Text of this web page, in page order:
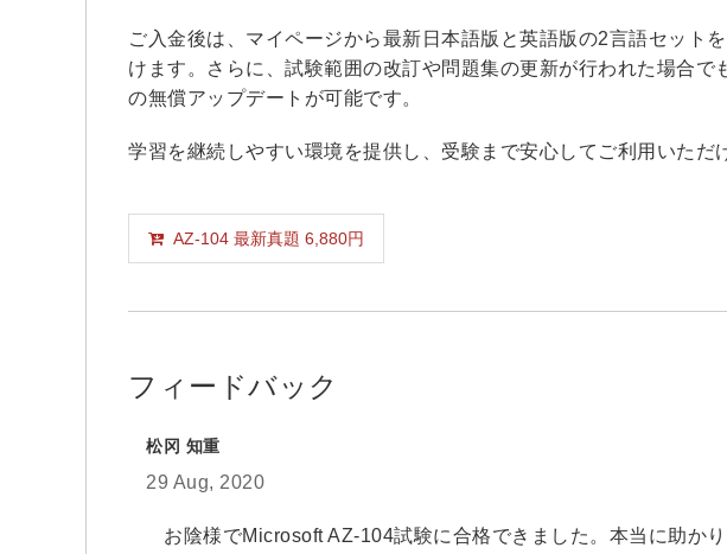
ご入金後は、マイページから最新日本語版と英語版の2言語セット
けます。さらに、試験範囲の改訂や問題集の更新が行われた場合
の無償アップデートが可能です。
学習を継続しやすい環境を提供し、受験まで安心してご利用いただ
AZ-104 最新真題 6,880円
フィードバック
松冈 知重
29 Aug, 2020
お陰様でMicrosoft AZ-104試験に合格できました。本当に助か